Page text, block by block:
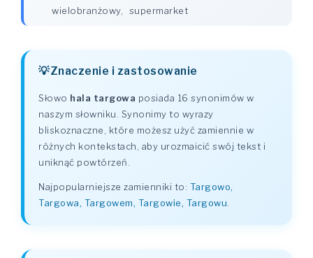
wielobranżowy, supermarket
Znaczenie i zastosowanie
Słowo hala targowa posiada 16 synonimów w
naszym słowniku. Synonimy to wyrazy
bliskoznaczne, które możesz użyć zamiennie w
różnych kontekstach, aby urozmaicić swój tekst i
uniknąć powtórzeń.
Najpopularniejsze zamienniki to: Targowo,
Targowa, Targowem, Targowie, Targowu